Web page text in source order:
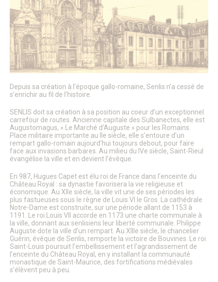
Patrimoine architectural
Pays d’Art & d’Histoire
Les journées Européennes du Patrimoine
Le Sentier des Faubourgs de Senlis
Senlis, ville de Cinéma – Infos pratiques
Fonds de dotation
Senlis, ville connectée
Senlis sur internet et sur les réseaux sociaux
Kiosques
Senlis Ensemble
Musées de Senlis – Guide d’activités
PARCOURS – Sur les traces de la Grande Guerre
Lettre aux Senlisiens
Passeport du civisme
Signaler un problème de distribution
LA MAIRIE
Le Maire
Discours du Maire
Les élus
Vie de la municipalité
Le Conseil Municipal
Affichage Légal
Finances
Les commissions municipales
Proximité et vie des quartiers
Senlis soutient le GHPSO
Depuis sa création à l’époque gallo-romaine, Senlis n’a cessé de
s’enrichir au fil de l’histoire.
SENLIS doit sa création à sa position au coeur d’un exceptionnel
carrefour de routes. Ancienne capitale des Sulbanectes, elle est
Augustomagus, « Le Marché d’Auguste » pour les Romains.
Place militaire importante au IIe siècle, elle s’entoure d’un
rempart gallo-romain aujourd’hui toujours debout, pour faire
face aux invasions barbares. Au milieu du IVe siècle, Saint-Rieul
évangélise la ville et en devient l’évêque.
En 987, Hugues Capet est élu roi de France dans l’enceinte du
Château Royal : sa dynastie favorisera la vie religieuse et
économique. Au XIIe siècle, la ville vit une de ses périodes les
plus fastueuses sous le règne de Louis VI le Gros. La cathédrale
Notre-Dame est construite, sur une période allant de 1153 à
1191. Le roi Louis VII accorde en 1173 une charte communale à
la ville, donnant aux senlisiens leur liberté communale. Philippe
Auguste dote la ville d’un rempart. Au XIIIe siècle, le chancelier
Guérin, évêque de Senlis, remporte la victoire de Bouvines. Le roi
Saint-Louis poursuit l’embellissement et l’agrandissement de
l’enceinte du Château Royal, en y installant la communauté
monastique de Saint-Maurice, des fortifications médiévales
s’élèvent peu à peu.